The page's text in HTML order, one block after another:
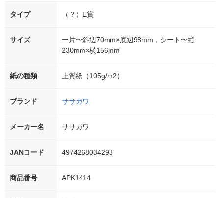
タイプ （？）E賞
サイズ
一片〜斜辺70mm×底辺98mm，シート〜縦
230mm×横156mm
紙の種類 上質紙（105g/m2）
ブランド ササガワ
メーカー名 ササガワ
JANコード 4974268034298
商品番号 APK1414